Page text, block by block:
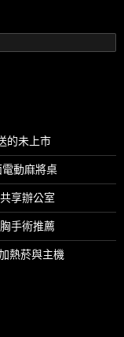
的未上市
動麻將桌
享辦公室
手術推薦
熱菸與主機